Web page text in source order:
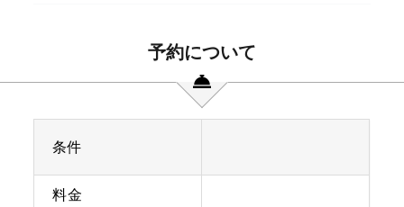
予約について
条件
料金